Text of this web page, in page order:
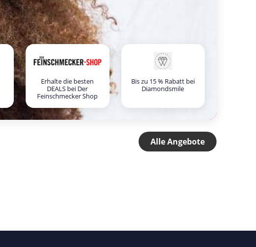
Erhalte die besten
DEALS bei Der
Feinschmecker Shop
Bis zu 15 % Rabatt bei
Diamondsmile
Alle Angebote